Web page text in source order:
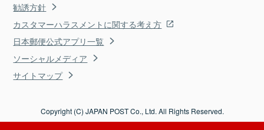
勧誘方針
カスタマーハラスメントに関する考え方
日本郵便公式アプリ一覧
ソーシャルメディア
サイトマップ
Copyright (C) JAPAN POST Co., Ltd. All Rights Reserved.